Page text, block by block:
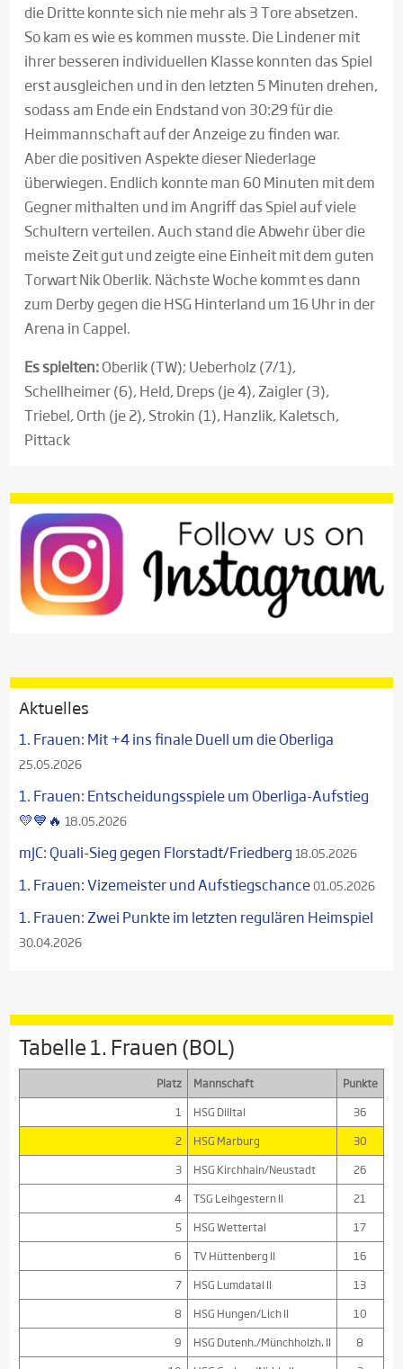
die Dritte konnte sich nie mehr als 3 Tore absetzen.
So kam es wie es kommen musste. Die Lindener mit
ihrer besseren individuellen Klasse konnten das Spiel
erst ausgleichen und in den letzten 5 Minuten drehen,
sodass am Ende ein Endstand von 30:29 für die
Heimmannschaft auf der Anzeige zu finden war.
Aber die positiven Aspekte dieser Niederlage
überwiegen. Endlich konnte man 60 Minuten mit dem
Gegner mithalten und im Angriff das Spiel auf viele
Schultern verteilen. Auch stand die Abwehr über die
meiste Zeit gut und zeigte eine Einheit mit dem guten
Torwart Nik Oberlik. Nächste Woche kommt es dann
zum Derby gegen die HSG Hinterland um 16 Uhr in der
Arena in Cappel.
Es spielten:Oberlik (TW); Ueberholz (7/1),
Schellheimer (6), Held, Dreps (je 4), Zaigler (3),
Triebel, Orth (je 2), Strokin (1), Hanzlik, Kaletsch,
Pittack
Aktuelles
1. Frauen: Mit +4 ins finale Duell um die Oberliga
25.05.2026
1. Frauen: Entscheidungsspiele um Oberliga-Aufstieg
💛💙🔥 18.05.2026
mJC: Quali-Sieg gegen Florstadt/Friedberg 18.05.2026
1. Frauen: Vizemeister und Aufstiegschance01.05.2026
1. Frauen: Zwei Punkte im letzten regulären Heimspiel
30.04.2026
Tabelle 1. Frauen (BOL)
Platz Mannschaft
Punkte
1
HSG Dilltal
36
2
HSG Marburg
30
3
HSG Kirchhain/Neustadt
26
4
TSG Leihgestern II
21
5
HSG Wettertal
17
6
TV Hüttenberg II
16
7
HSG Lumdatal II
13
8
HSG Hungen/Lich II
10
9
HSG Dutenh./Münchholzh. II
8